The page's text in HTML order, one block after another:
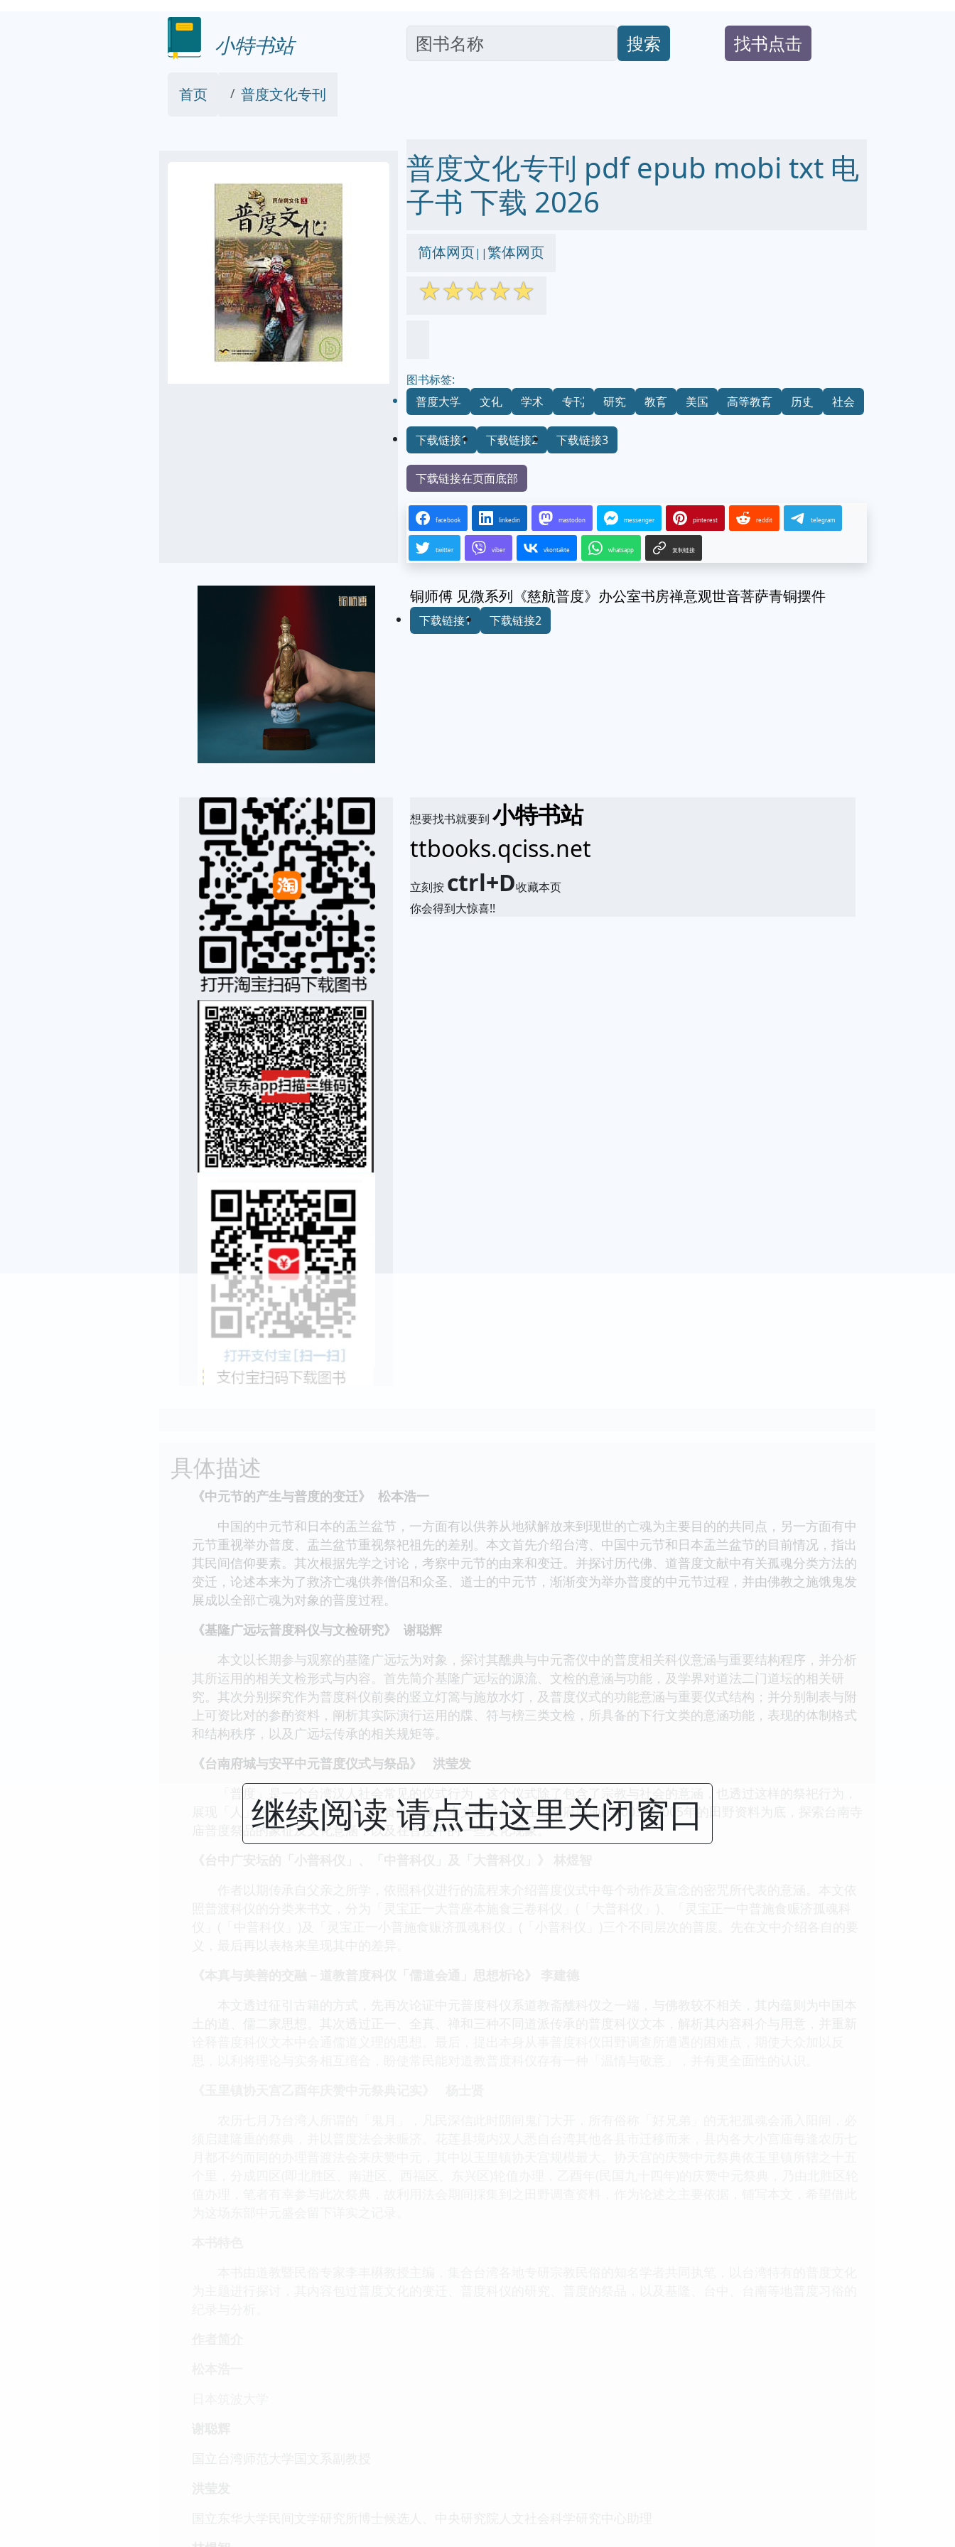
小特书站 搜索 找书点击
首页 普度文化专刊
普度文化专刊 pdf epub mobi txt 电
子书 下载 2026
简体网页||繁体网页
☆☆☆☆☆
图书标签:
普度大学
文化 学术 专刊 研究 教育 美国 高等教育 历史 社会
下载链接1 下载链接2 下载链接3
下载链接在页面底部
facebook linkedin mastodon messenger pinterest reddit telegram
twitter viber vkontakte whatsapp 复制链接
铜师傅 见微系列《慈航普度》办公室书房禅意观世音菩萨青铜摆件
下载链接1 下载链接2
想要找书就要到小特书站
ttbooks.qciss.net
立刻按 ctrl+D收藏本页
你会得到大惊喜!!
具体描述
《中元节的产生与普度的变迁》 松本浩一
中国的中元节和日本的盂兰盆节，一方面有以供养从地狱解放来到现世的亡魂为主要目的的共同点，另一方面有中
元节重视举办普度、盂兰盆节重视祭祀祖先的差别。本文首先介绍台湾、中国中元节和日本盂兰盆节的目前情况，指出
其民间信仰要素。其次根据先学之讨论，考察中元节的由来和变迁。并探讨历代佛、道普度文献中有关孤魂分类方法的
变迁，论述本来为了救济亡魂供养僧侣和众圣、道士的中元节，渐渐变为举办普度的中元节过程，并由佛教之施饿鬼发
展成以全部亡魂为对象的普度过程。
《基隆广远坛普度科仪与文检研究》 谢聪辉
本文以长期参与观察的基隆广远坛为对象，探讨其醮典与中元斋仪中的普度相关科仪意涵与重要结构程序，并分析
其所运用的相关文检形式与内容。首先简介基隆广远坛的源流、文检的意涵与功能，及学界对道法二门道坛的相关研
究。其次分别探究作为普度科仪前奏的竖立灯篙与施放水灯，及普度仪式的功能意涵与重要仪式结构；并分别制表与附
上可资比对的参酌资料，阐析其实际演行运用的牒、符与榜三类文检，所具备的下行文类的意涵功能，表现的体制格式
和结构秩序，以及广远坛传承的相关规矩等。
《台南府城与安平中元普度仪式与祭品》 洪莹发
「普度」是一个台湾汉人社会常见的仪式行为，这个仪式除了包含了宗教与社会的意涵，也透过这样的祭祀行为，
展现「人」对于「另一个世界」饮食的想像。本文透过作者在台南府城地区2003到2005年的田野资料为底，探索台南寺
庙普度祭品的象征及文化意涵，以及在普度中的一些文化现象。
继续阅读 请点击这里关闭窗口